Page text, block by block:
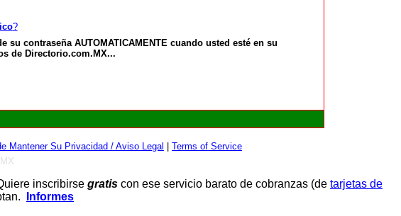
?
su contraseña AUTOMATICAMENTE cuando usted esté en su
de Directorio.com.MX...
Mantener Su Privacidad / Aviso Legal
Terms of Service
inscribirse gratis con ese servicio barato de cobranzas (de tarjetas de
Informes